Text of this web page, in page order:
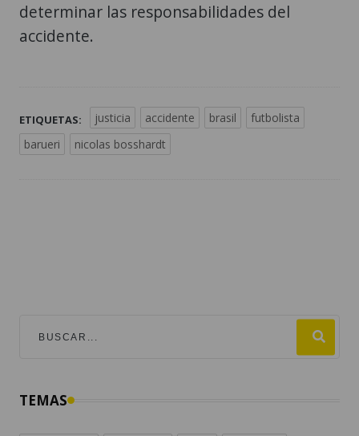
determinar las responsabilidades del
accidente.
ETIQUETAS: justicia accidente brasil
futbolista
barueri
nicolas bosshardt
TEMAS